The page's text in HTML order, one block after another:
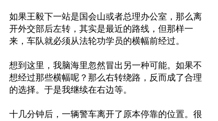
如果王毅下一站是国会山或者总理办公室，那么离
开外交部后左转，其实是最近的路线，但那样一
来，车队就必须从法轮功学员的横幅前经过。
想到这里，我脑海里忽然冒出另一种可能。如果不
想经过那些横幅呢？那么右转绕路，反而成了合理
的选择。于是我继续在右边等。
十几分钟后，一辆警车离开了原本停靠的位置。很